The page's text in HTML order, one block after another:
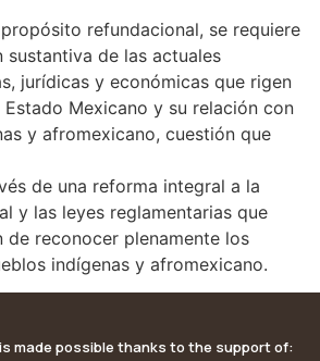
refundacional, se requiere
sustantiva de las actuales
jurídicas y económicas que rigen
Mexicano y su relación con
y afromexicano, cuestión que
de una reforma integral a la
y las leyes reglamentarias que
de reconocer plenamente los
indígenas y afromexicano.
made possible thanks to the support of: